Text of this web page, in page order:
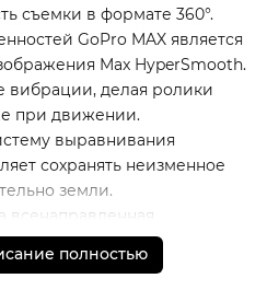
съемки в формате 360°.
GoPro MAX является
Max HyperSmooth.
делая ролики
при движении.
выравнивания
сохранять неизменное
земли.
всенаправленная
высокой
объемную аудиосистему,
полностью